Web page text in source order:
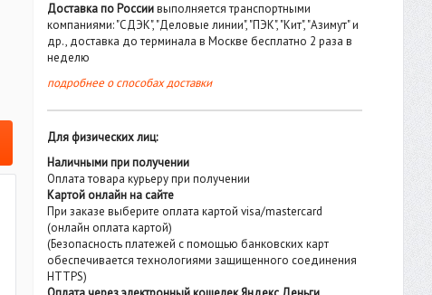
Доставка по Россиивыполняется транспортными
компаниями: "СДЭК", "Деловые линии", "ПЭК", "Кит", "Азимут" и
др., доставка до терминала в Москве бесплатно 2 раза в
неделю
подробнее о способах доставки
Для физических лиц:
Наличными при получении
Оплата товара курьеру при получении
Картой онлайн на сайте
При заказе выберите оплата картой visa/mastercard
(онлайн оплата картой)
(Безопасность платежей с помощью банковских карт
обеспечивается технологиями защищенного соединения
HTTPS)